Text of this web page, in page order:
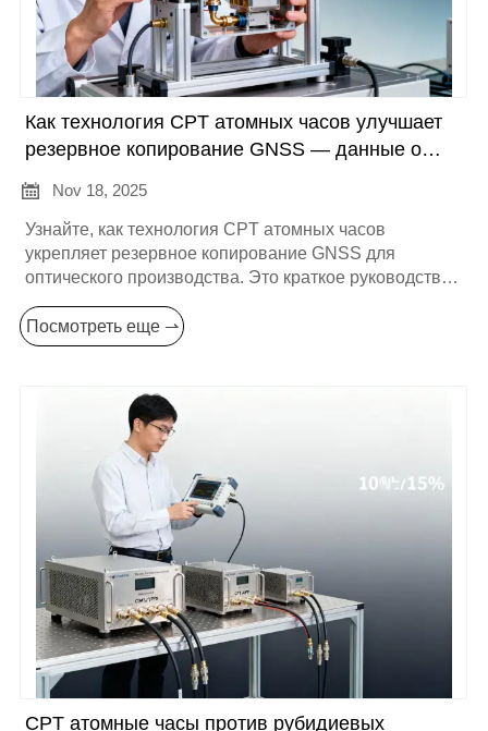
Как технология CPT атомных часов улучшает
резервное копирование GNSS — данные о
по закупке
 Nov 18, 2025
Узнайте, как технология CPT атомных часов
укрепляет резервное копирование GNSS для
оптического производства. Это краткое руководство
частотный стандарт, Рубидиевые атомные часы и
варианты CPT атомных часов с реальными данными
лучшими практиками закупок. Узнайте, какое
сочетание лабораторной точности и компактных,
энергоэффективных устройств обеспечивает
надежное хранение времени — запросите
индивидуальную оценку, демонстрацию продукта и
поддержку закупок у SPACEON Electronics.
Посмотреть еще ⇀
CPT атомные часы против рубидиевых